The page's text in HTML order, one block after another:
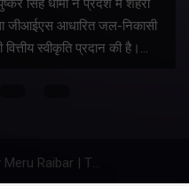
सिंह धामी ने प्रदेश में शहरी
जीआईएस आधारित जल-निकासी
स्वीकृति प्रदान की है।…
Copyright © All rights reserved By Meru Raibar | Theme by